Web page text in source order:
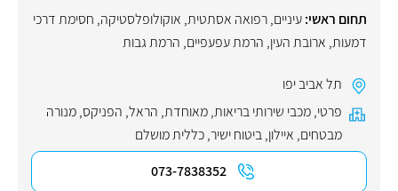
תחום ראשי:עיניים,רפואה אסתטית, אוקולופלסטיקה, חסימת דרכי
דמעות, ארובת העין, הרמת עפעפיים, הרמת גבות
תל אביב יפו
פרטי,מכבי שירותי בריאות,מאוחדת, הראל, הפניקס,מנורה
מבטחים, איילון,ביטוח ישיר,כללית מושלם
073-7838352